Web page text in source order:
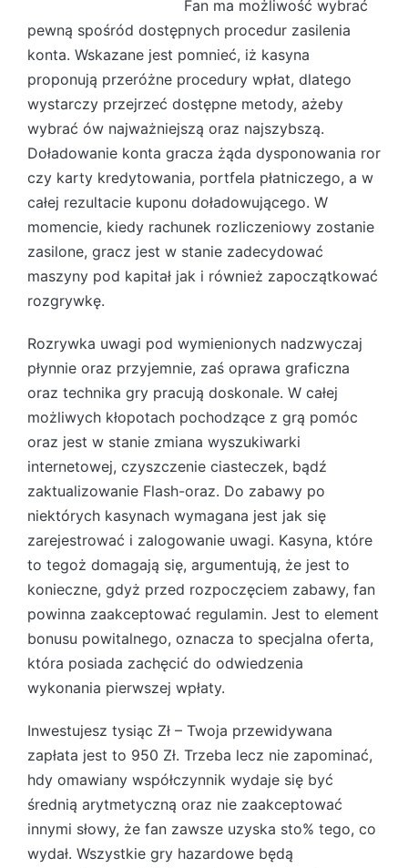
Fan ma możliwość wybrać
pewną spośród dostępnych procedur zasilenia
konta. Wskazane jest pomnieć, iż kasyna
proponują przeróżne procedury wpłat, dlatego
wystarczy przejrzeć dostępne metody, ażeby
wybrać ów najważniejszą oraz najszybszą.
Doładowanie konta gracza żąda dysponowania ror
czy karty kredytowania, portfela płatniczego, a w
całej rezultacie kuponu doładowującego. W
momencie, kiedy rachunek rozliczeniowy zostanie
zasilone, gracz jest w stanie zadecydować
maszyny pod kapitał jak i również zapoczątkować
rozgrywkę.
Rozrywka uwagi pod wymienionych nadzwyczaj
płynnie oraz przyjemnie, zaś oprawa graficzna
oraz technika gry pracują doskonale. W całej
możliwych kłopotach pochodzące z grą pomóc
oraz jest w stanie zmiana wyszukiwarki
internetowej, czyszczenie ciasteczek, bądź
zaktualizowanie Flash-oraz. Do zabawy po
niektórych kasynach wymagana jest jak się
zarejestrować i zalogowanie uwagi. Kasyna, które
to tegoż domagają się, argumentują, że jest to
konieczne, gdyż przed rozpoczęciem zabawy, fan
powinna zaakceptować regulamin. Jest to element
bonusu powitalnego, oznacza to specjalna oferta,
która posiada zachęcić do odwiedzenia
wykonania pierwszej wpłaty.
Inwestujesz tysiąc Zł – Twoja przewidywana
zapłata jest to 950 Zł. Trzeba lecz nie zapominać,
hdy omawiany współczynnik wydaje się być
średnią arytmetyczną oraz nie zaakceptować
innymi słowy, że fan zawsze uzyska sto% tego, co
wydał. Wszystkie gry hazardowe będą